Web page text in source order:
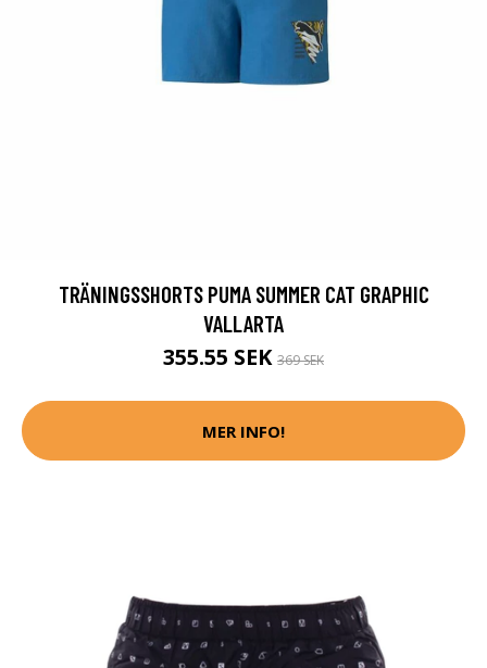
TRÄNINGSSHORTS PUMA SUMMER CAT GRAPHIC
VALLARTA
355.55 SEK 369 SEK
MER INFO!